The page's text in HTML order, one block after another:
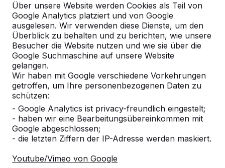
Über unsere Website werden Cookies als Teil von
Google Analytics platziert und von Google
ausgelesen. Wir verwenden diese Dienste, um den
Überblick zu behalten und zu berichten, wie unsere
Besucher die Website nutzen und wie sie über die
Google Suchmaschine auf unsere Website
gelangen.
Wir haben mit Google verschiedene Vorkehrungen
getroffen, um Ihre personenbezogenen Daten zu
schützen:
- Google Analytics ist privacy-freundlich eingestelt;
- haben wir eine Bearbeitungsübereinkommen mit
Google abgeschlossen;
- die letzten Ziffern der IP-Adresse werden maskiert.
Youtube/Vimeo von Google
Unsere Produkte finden Sie in ganz Europa
und darüber hinaus. Sehen Sie hier, wo Sie
ein HeBlad-Produkt in Ihrer Nähe finden.
Produkt
Alles anzeigen
Kategorie
Alles anzeigen
Ort oder Postleitzahl suchen